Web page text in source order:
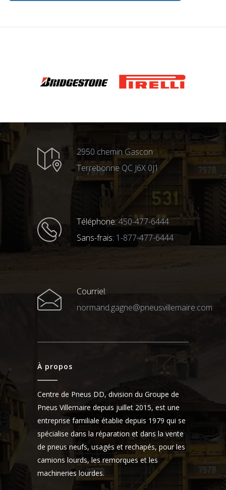
2950 chemin Gascon
Terrebonne QC J6X 0J1
Téléphone: 450-477-6444
Sans-frais: 1-877-477-6444
Courriel:
normand.gagne@pneusvillemaire.com
À propos
Centre de Pneus DD, division du Groupe de
Pneus Villemaire depuis juillet 2015, est une
entreprise familiale établie depuis 1979 qui se
spécialise dans la réparation et dans la vente
de pneus neufs, usagés et rechapés, pour les
camions lourds, les remorques et les
machineries lourdes.